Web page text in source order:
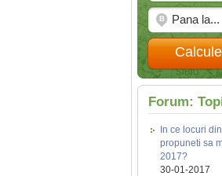
Forum:
In ce locuri
propuneti sa
2017?
30-01-2017